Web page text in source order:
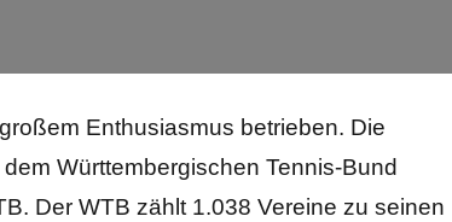
Enthusiasmus betrieben. Die
Württembergischen Tennis-Bund
Der WTB zählt 1.038 Vereine zu seinen